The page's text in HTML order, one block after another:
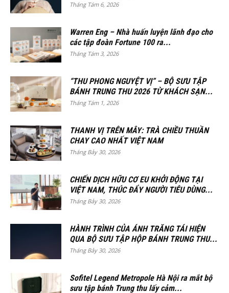
Tháng Tám 6, 2026
Warren Eng – Nhà huấn luyện lãnh đạo cho
các tập đoàn Fortune 100 ra...
Tháng Tám 3, 2026
“THU PHONG NGUYỆT VỊ” – BỘ SƯU TẬP
BÁNH TRUNG THU 2026 TỪ KHÁCH SẠN...
Tháng Tám 1, 2026
THANH VỊ TRÊN MÂY: TRÀ CHIỀU THUẦN
CHAY CAO NHẤT VIỆT NAM
Tháng Bảy 30, 2026
CHIẾN DỊCH HỮU CƠ EU KHỞI ĐỘNG TẠI
VIỆT NAM, THÚC ĐẨY NGƯỜI TIÊU DÙNG...
Tháng Bảy 30, 2026
HÀNH TRÌNH CỦA ÁNH TRĂNG TÁI HIỆN
QUA BỘ SƯU TẬP HỘP BÁNH TRUNG THU...
Tháng Bảy 30, 2026
Sofitel Legend Metropole Hà Nội ra mắt bộ
sưu tập bánh Trung thu lấy cảm...